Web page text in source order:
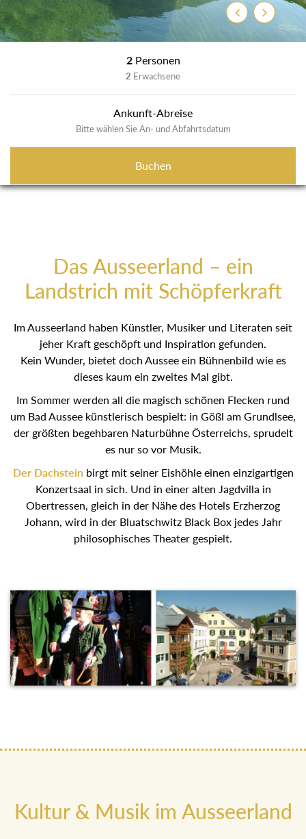
ZurückWeiter
2 Personen
2 Erwachsene
Ankunft-Abreise
Bitte wählen Sie An- und Abfahrtsdatum
Buchen
Das Ausseerland – ein
Landstrich mit Schöpferkraft
Im Ausseerland haben Künstler, Musiker und Literaten seit
jeher Kraft geschöpft und Inspiration gefunden.
Kein Wunder, bietet doch Aussee ein Bühnenbild wie es
dieses kaum ein zweites Mal gibt.
Im Sommer werden all die magisch schönen Flecken rund
um Bad Aussee künstlerisch bespielt: in Gößl am Grundlsee,
der größten begehbaren Naturbühne Österreichs, sprudelt
es nur so vor Musik.
Der Dachstein birgt mit seiner Eishöhle einen einzigartigen
Konzertsaal in sich. Und in einer alten Jagdvilla in
Obertressen, gleich in der Nähe des Hotels Erzherzog
Johann, wird in der Bluatschwitz Black Box jedes Jahr
philosophisches Theater gespielt.
Kultur & Musik im Ausseerland